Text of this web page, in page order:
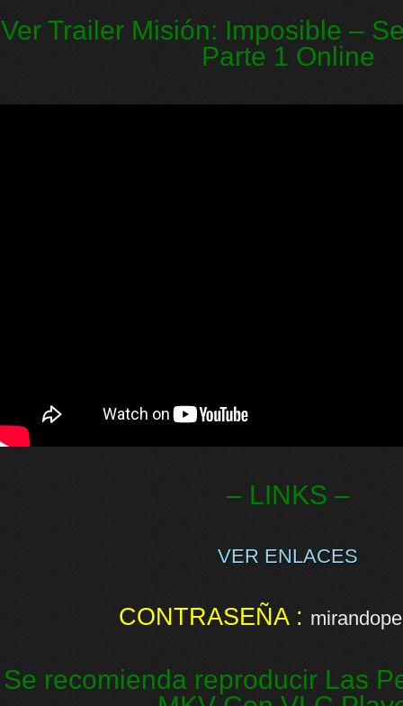
Ver Trailer Misión: Imposible –
Parte 1 Online
– LINKS –
VER ENLACES
CONTRASEÑA :
Se recomienda reproducir Las